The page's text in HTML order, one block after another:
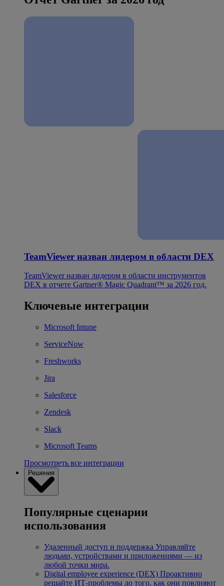
TeamViewer назван лидером в области DEX
TeamViewer назван лидером в области инструментов
DEX в отчете Gartner® Magic Quadrant™ за 2026 год.
Ключевые интеграции
Microsoft Intune
ServiceNow
Freshworks
Jira
Salesforce
Zendesk
Slack
Microsoft Teams
Просмотреть все интеграции
Решения
Популярные сценарии
использования
Удаленный доступ и поддержка Управляйте
людьми, устройствами и приложениями — из
любой точки мира.
Digital employee experience (DEX) Проактивно
решайте ИТ-проблемы до того, как они повлияют